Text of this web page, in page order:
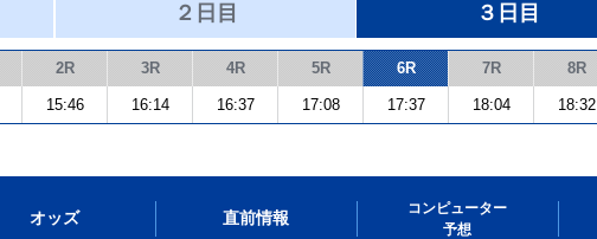
２日目 ３日目
2R 3R 4R 5R 6R 7R 8R
15:46 16:14 16:37 17:08 17:37 18:04 18:32
オッズ 直前情報
コンピューター
予想